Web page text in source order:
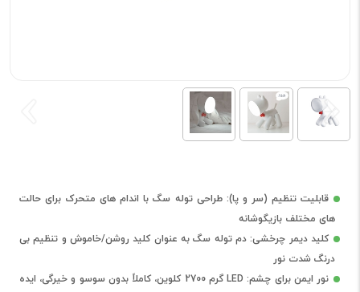
قابلیت تنظیم (سر و پا): طراحی توله سگ با اندام های متحرک برای حالت
های مختلف بازیگوشانه
کلید دیمر چرخشی: دم توله سگ به عنوان کلید روشن/خاموش و تنظیم بی
درنگ شدت نور
نور ایمن برای چشم: LED گرم 2700 کلوین، کاملاً بدون سوسو و خیرگی، ایده